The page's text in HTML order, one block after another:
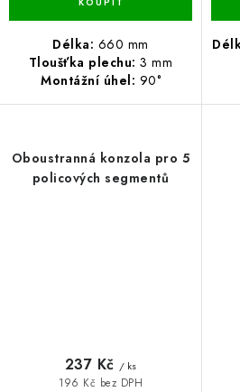
Délka: 660 mm
Tloušťka plechu: 3 mm
Montážní úhel: 90°
Oboustranná konzola pro 5
policových segmentů
196 Kč bez DPH
237 Kč / ks